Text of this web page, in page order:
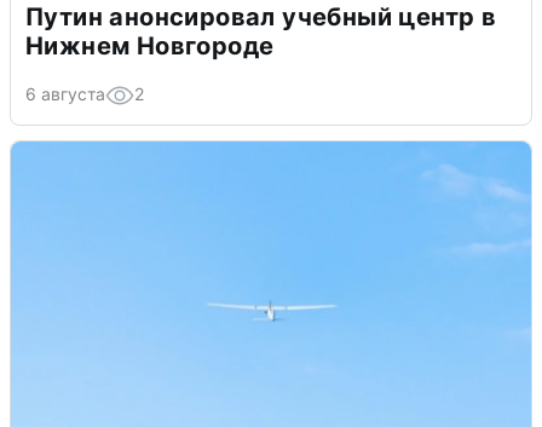
Путин анонсировал учебный центр в
Нижнем Новгороде
6 августа 2